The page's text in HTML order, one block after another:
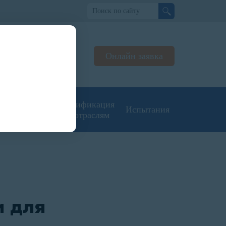
Онлайн заявка
Сертификация
по отраслям
Испытания
для